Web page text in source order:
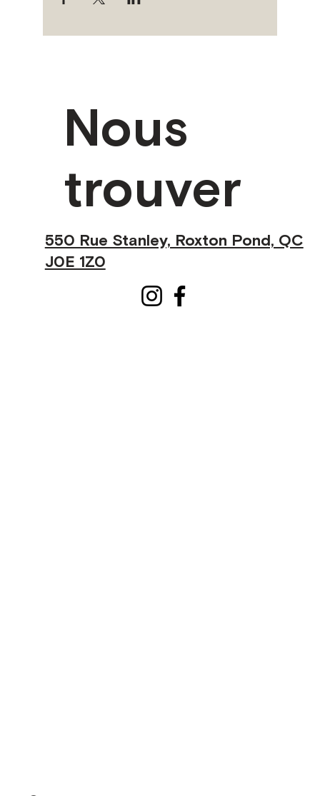
Nous
trouver
550 Rue Stanley, Roxton Pond, QC
J0E 1Z0